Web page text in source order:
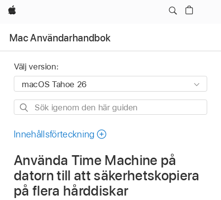
Apple
Mac Användarhandbok
Välj version:
Sök
den
guiden
Innehållsförteckning
Använda Time Machine på
datorn till att säkerhetskopiera
på flera hårddiskar